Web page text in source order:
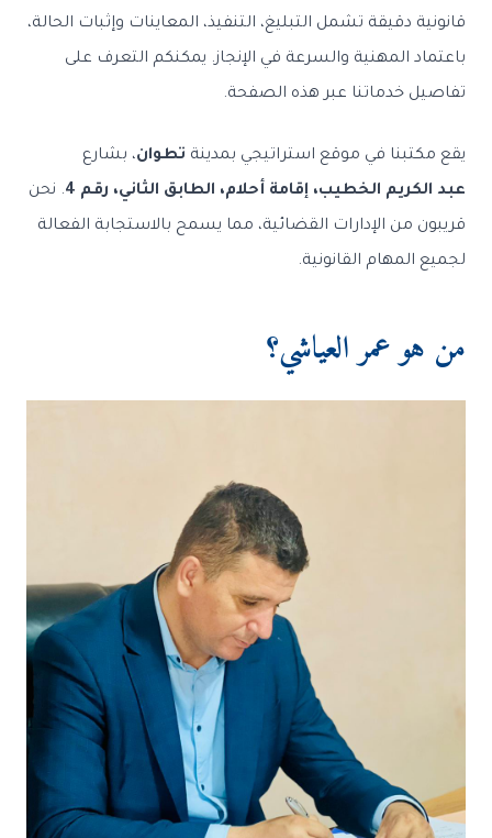
قانونية دقيقة تشمل التبليغ، التنفيذ، المعاينات وإثبات الحالة،
باعتماد المهنية والسرعة في الإنجاز. يمكنكم التعرف على
تفاصيل خدماتنا عبر هذه الصفحة.
يقع مكتبنا في موقع استراتيجي بمدينة تطوان، بشارع
عبد الكريم الخطيب، إقامة أحلام، الطابق الثاني، رقم 4
. نحن
قريبون من الإدارات القضائية، مما يسمح بالاستجابة الفعالة
لجميع المهام القانونية.
من هو عمر العياشي؟